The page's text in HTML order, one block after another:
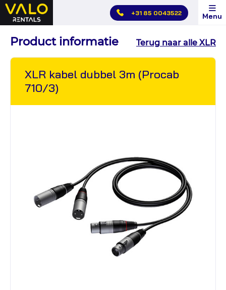
Hoofdmenu
overslaan
+31 85 0043522 Menu
Product informatie Terug naar alle XLR
XLR kabel dubbel 3m (Procab
710/3)